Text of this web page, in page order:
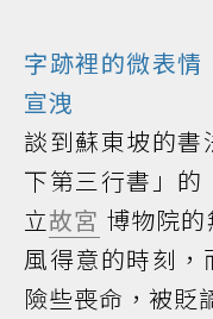
字跡裡的微表
宣洩
談到蘇東坡的書
下第三行書」的
立故宮 博物院
風得意的時刻，
險些喪命，被貶